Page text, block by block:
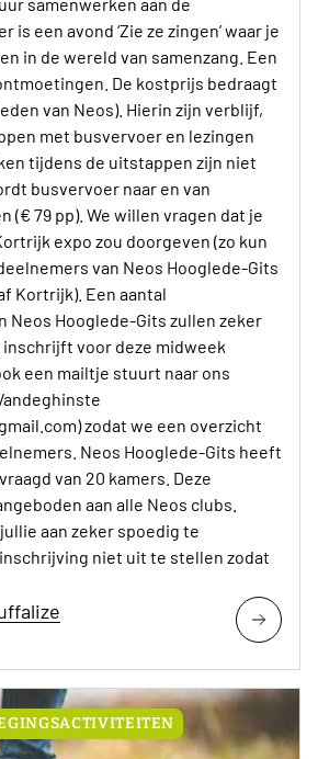
is een avond ‘Zie ze zingen’ waar je
in de wereld van samenzang. Een
De kostprijs bedraagt
van Neos). Hierin zijn verblijf,
met busvervoer en lezingen
tijdens de uitstappen zijn niet
busvervoer naar en van
(€ 79 pp). We willen vragen dat je
expo zou doorgeven (zo kun
van Neos Hooglede-Gits
Kortrijk). Een aantal
Neos Hooglede-Gits zullen zeker
inschrijft voor deze midweek
een mailtje stuurt naar ons
zodat we een overzicht
Neos Hooglede-Gits heeft
van 20 kamers. Deze
aan alle Neos clubs.
aan zeker spoedig te
niet uit te stellen zodat